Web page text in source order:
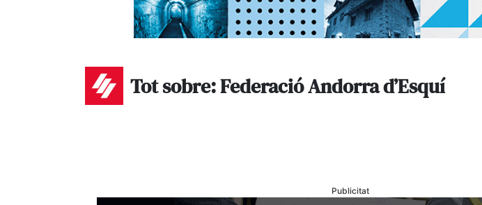
Tot sobre: Federació Andorra d’Esquí
Publicitat